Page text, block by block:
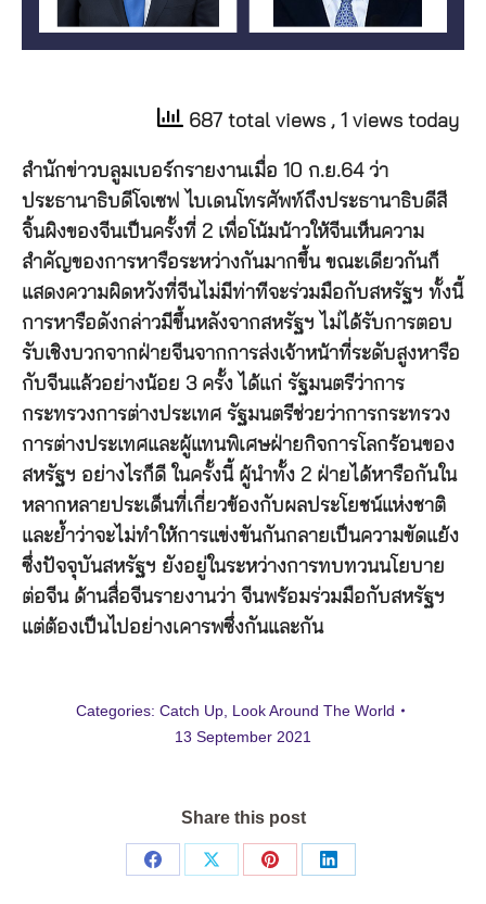
687 total views , 1 views today
สำนักข่าวบลูมเบอร์กรายงานเมื่อ 10 ก.ย.64 ว่า
ประธานาธิบดีโจเซฟ ไบเดนโทรศัพท์ถึงประธานาธิบดีสี
จิ้นผิงของจีนเป็นครั้งที่ 2 เพื่อโน้มน้าวให้จีนเห็นความ
สำคัญของการหารือระหว่างกันมากขึ้น ขณะเดียวกันก็
แสดงความผิดหวังที่จีนไม่มีท่าทีจะร่วมมือกับสหรัฐฯ ทั้งนี้
การหารือดังกล่าวมีขึ้นหลังจากสหรัฐฯ ไม่ได้รับการตอบ
รับเชิงบวกจากฝ่ายจีนจากการส่งเจ้าหน้าที่ระดับสูงหารือ
กับจีนแล้วอย่างน้อย 3 ครั้ง ได้แก่ รัฐมนตรีว่าการ
กระทรวงการต่างประเทศ รัฐมนตรีช่วยว่าการกระทรวง
การต่างประเทศและผู้แทนพิเศษฝ่ายกิจการโลกร้อนของ
สหรัฐฯ อย่างไรก็ดี ในครั้งนี้ ผู้นำทั้ง 2 ฝ่ายได้หารือกันใน
หลากหลายประเด็นที่เกี่ยวข้องกับผลประโยชน์แห่งชาติ
และย้ำว่าจะไม่ทำให้การแข่งขันกันกลายเป็นความขัดแย้ง
ซึ่งปัจจุบันสหรัฐฯ ยังอยู่ในระหว่างการทบทวนนโยบาย
ต่อจีน ด้านสื่อจีนรายงานว่า จีนพร้อมร่วมมือกับสหรัฐฯ
แต่ต้องเป็นไปอย่างเคารพซึ่งกันและกัน
Categories: Catch Up, Look Around The World
13 September 2021
Share this post
Share
Share
Share
Share